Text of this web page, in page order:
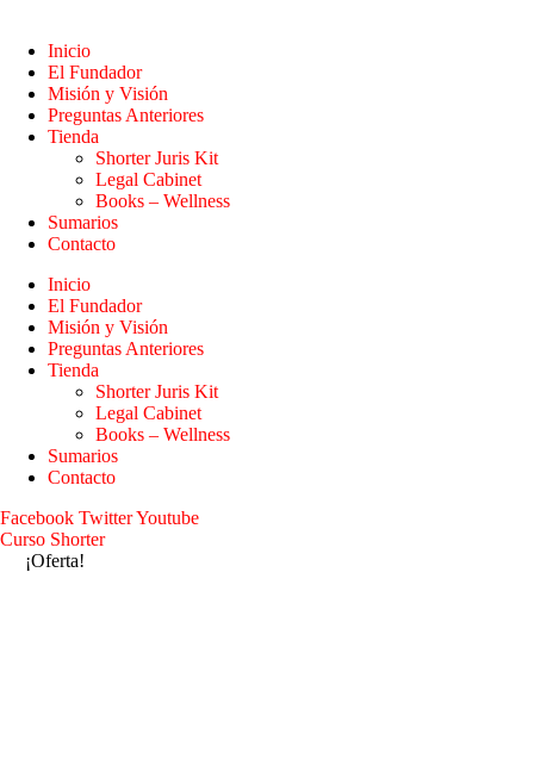
Inicio
El Fundador
Misión y Visión
Preguntas Anteriores
Tienda
Shorter Juris Kit
Legal Cabinet
Books – Wellness
Sumarios
Contacto
Inicio
El Fundador
Misión y Visión
Preguntas Anteriores
Tienda
Shorter Juris Kit
Legal Cabinet
Books – Wellness
Sumarios
Contacto
Facebook TwitterYoutube
Curso Shorter
¡Oferta!